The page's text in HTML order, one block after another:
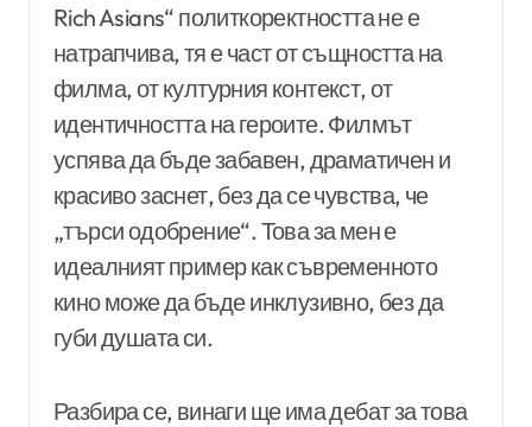
Rich Asians“ политкоректността не е
натрапчива, тя е част от същността на
филма, от културния контекст, от
идентичността на героите. Филмът
успява да бъде забавен, драматичен и
красиво заснет, без да се чувства, че
„търси одобрение“. Това за мен е
идеалният пример как съвременното
кино може да бъде инклузивно, без да
губи душата си.
Разбира се, винаги ще има дебат за това